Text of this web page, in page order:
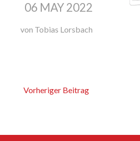
06 MAY 2022
von Tobias Lorsbach
Vorheriger Beitrag